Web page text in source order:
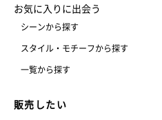
お気に入りに出会う
シーンから探す
スタイル・モチーフから探す
一覧から探す
販売したい